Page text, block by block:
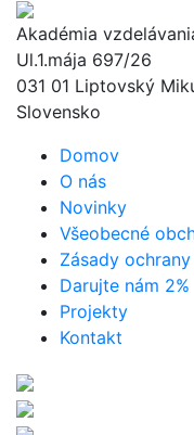
Akadémia
Ul.1.mája 697/26
031 01 Liptovský
Slovensko
Domov
O nás
Novinky
Všeobecné
Zásady
Darujte nám 2%
Projekty
Kontakt